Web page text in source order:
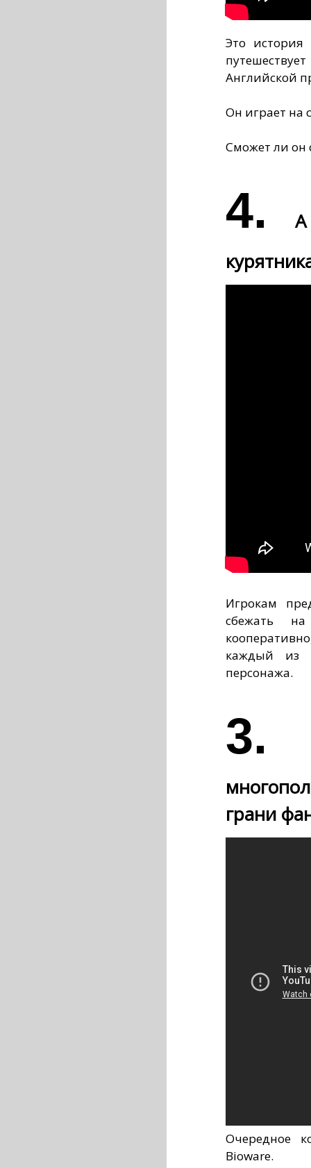
Это история
Английской
Он играет на
Сможет ли он
4.
Игрокам
сбежать
каждый из
персонажа.
грани
Очередное
Bioware.